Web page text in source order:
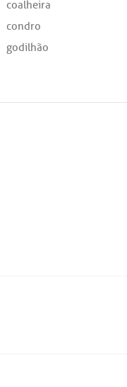
coalheira
condro
godilhão